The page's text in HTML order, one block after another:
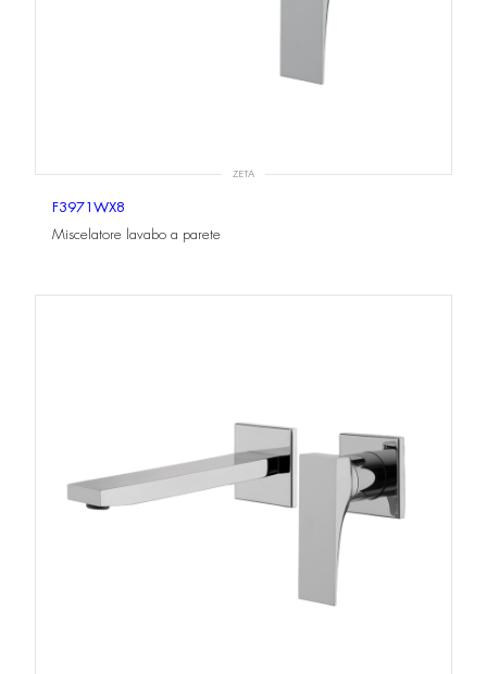
ZETA
F3971WX8
Miscelatore lavabo a parete